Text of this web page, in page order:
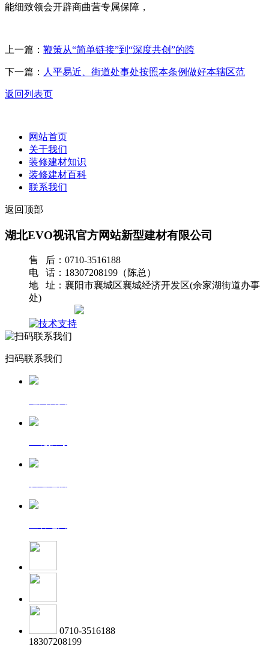
能细致领会开辟商曲营专属保障，
上一篇： 鞭策从“简单链接”到“深度共创”的跨
下一篇： 人平易近、街道处事处按照本条例做好本辖区范
返回列表页
网站首页
关于我们
装修建材知识
装修建材百科
联系我们
返回顶部
湖北EVO视讯官方网站新型建材有限公司
售 后：0710-3516188
电 话：18307208199（陈总）
地 址：襄阳市襄城区襄城经济开发区(余家湖街道办事
处)
扫码联系我们
0710-3516188
18307208199